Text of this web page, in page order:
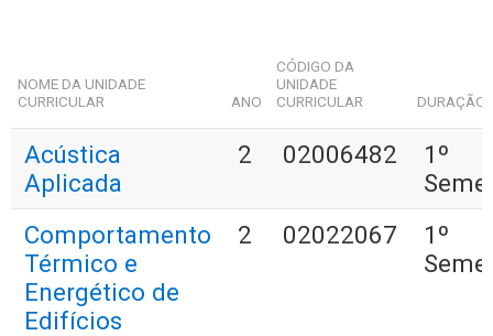
NOME DA UNIDADE
CURRICULAR
ANO
CÓDIGO DA
UNIDADE
CURRICULAR
DURAÇÃO
Acústica
Aplicada
2 02006482
1º
Comportamento
Térmico e
Energético de
Edifícios
2 02022067
1º